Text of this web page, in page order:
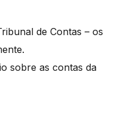
de Contas – os
sobre as contas da